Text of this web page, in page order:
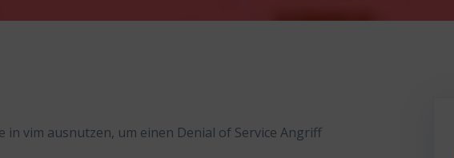
in vim ausnutzen, um einen Denial of Service Angriff